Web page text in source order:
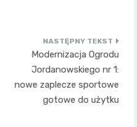
Modernizacja Ogrodu
Jordanowskiego nr 1:
nowe zaplecze sportowe
gotowe do użytku